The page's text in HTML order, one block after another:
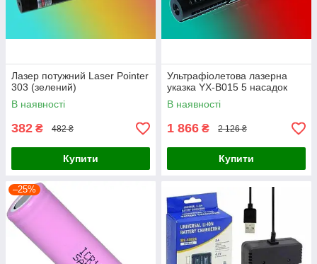
Лазер потужний Laser Pointer
303 (зелений)
В наявності
382 ₴ 482 ₴
Купити
Ультрафіолетова лазерна
указка YX-B015 5 насадок
В наявності
1 866 ₴ 2 126 ₴
Купити
–25%